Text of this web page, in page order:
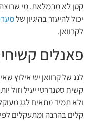
קטן לא מתמלאת. מי שרוצה
יכול להיעזר בהיגיון של
לקרוואן.
פאנלים
לגג של קרוואן יש אילוץ
קשיח סטנדרטי יעיל וזול
ולא תמיד מתאים לגג
קלים בהרבה ומתעקלים לפי